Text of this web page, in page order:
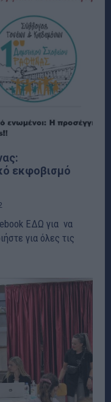
εκφοβισμό
ΕΔΩ για να
για όλες τις